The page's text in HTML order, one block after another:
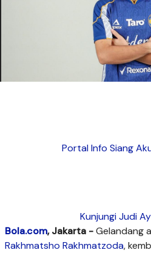
Portal Info Siang
Kunjungi Judi
Bola.com, Jakarta -Gelandang
Rakhmatsho Rakhmatzoda,